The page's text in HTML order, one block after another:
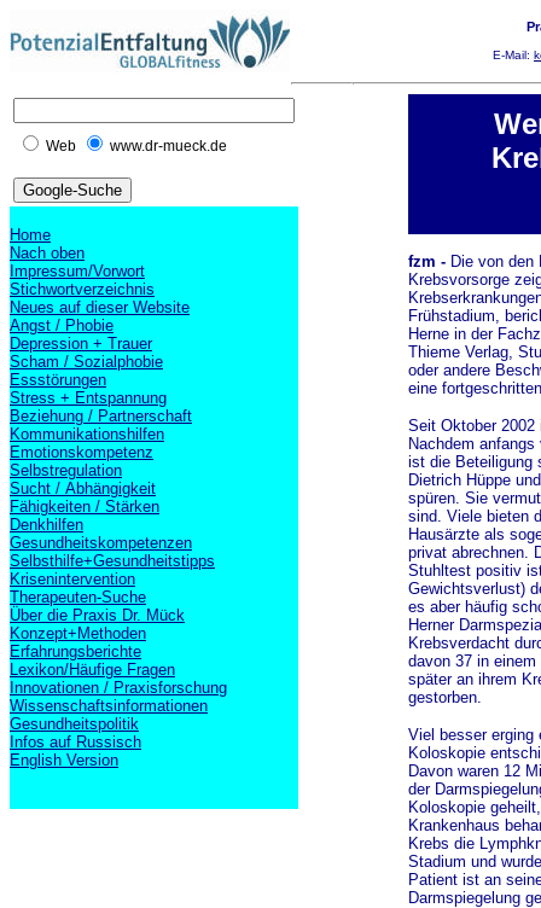
E-Mail:
Web www.dr-mueck.de
Home
Nach oben
Impressum/Vorwort
Stichwortverzeichnis
Neues auf dieser Website
Angst / Phobie
Depression + Trauer
Scham / Sozialphobie
Essstörungen
Stress + Entspannung
Beziehung / Partnerschaft
Kommunikationshilfen
Emotionskompetenz
Selbstregulation
Sucht / Abhängigkeit
Fähigkeiten / Stärken
Denkhilfen
Gesundheitskompetenzen
Selbsthilfe+Gesundheitstipps
Krisenintervention
Therapeuten-Suche
Über die Praxis Dr. Mück
Konzept+Methoden
Erfahrungsberichte
Lexikon/Häufige Fragen
Innovationen / Praxisforschung
Wissenschaftsinformationen
Gesundheitspolitik
Infos auf Russisch
English Version
fzm - Die von den
Krebsvorsorge
Frühstadium,
Herne in der
Thieme Verlag,
oder andere
eine
Seit Oktober
Nachdem
ist die Beteiligung
Dietrich Hüppe
spüren. Sie
sind. Viele bieten
Hausärzte als
privat abrechnen.
Stuhltest positiv
Gewichtsverlust)
es aber häufig
Herner
Krebsverdacht
davon 37 in
später an ihrem
gestorben.
Viel besser erging
Koloskopie
Davon waren 12
der
Koloskopie
Krankenhaus
Krebs die
Stadium und
Patient ist an
Darmspiegelung